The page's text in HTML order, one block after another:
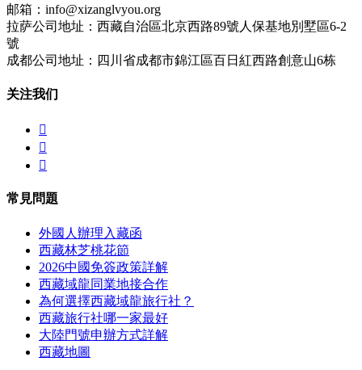
邮箱：info@xizanglvyou.org
拉萨公司地址：西藏自治區北京西路89號人保基地別墅區6-2
號
成都公司地址：四川省成都市錦江區百日紅西路創意山6栋
关注我们



常見問題
外國人辦理入藏函
西藏林芝桃花節
2026中國免簽政策詳解
西藏域龍同業地接合作
為何選擇西藏域龍旅行社？
西藏旅行社哪一家最好
大陸門號申辦方式詳解
西藏地圖